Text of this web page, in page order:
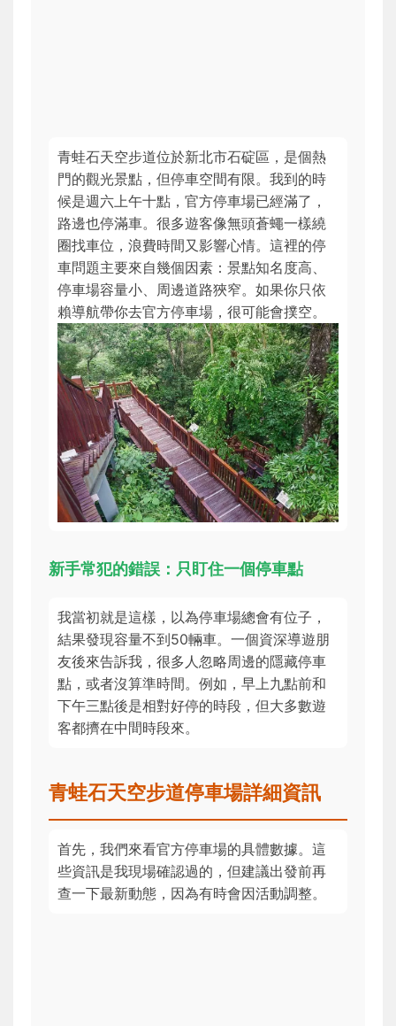
青蛙石天空步道位於新北市石碇區，是個熱
門的觀光景點，但停車空間有限。我到的時
候是週六上午十點，官方停車場已經滿了，
路邊也停滿車。很多遊客像無頭蒼蠅一樣繞
圈找車位，浪費時間又影響心情。這裡的停
車問題主要來自幾個因素：景點知名度高、
停車場容量小、周邊道路狹窄。如果你只依
賴導航帶你去官方停車場，很可能會撲空。
新手常犯的錯誤：只盯住一個停車點
我當初就是這樣，以為停車場總會有位子，
結果發現容量不到50輛車。一個資深導遊朋
友後來告訴我，很多人忽略周邊的隱藏停車
點，或者沒算準時間。例如，早上九點前和
下午三點後是相對好停的時段，但大多數遊
客都擠在中間時段來。
青蛙石天空步道停車場詳細資訊
首先，我們來看官方停車場的具體數據。這
些資訊是我現場確認過的，但建議出發前再
查一下最新動態，因為有時會因活動調整。